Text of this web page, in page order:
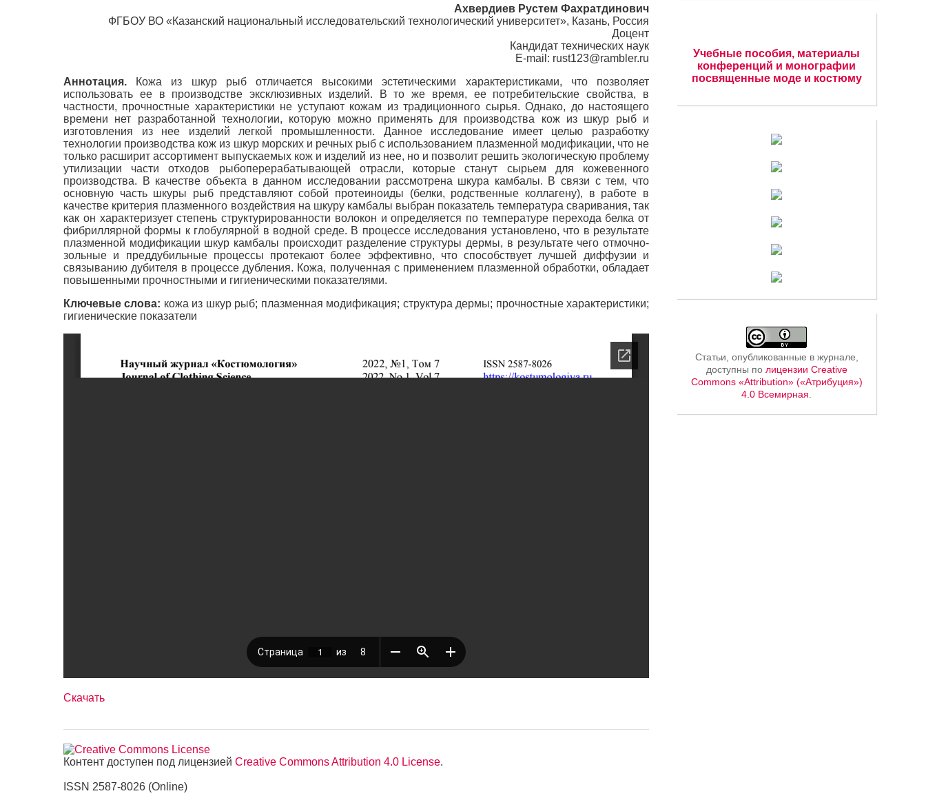
Ахвердиев Рустем Фахратдинович
ФГБОУ ВО «Казанский национальный исследовательский технологический университет», Казань, Россия
Доцент
Кандидат технических наук
E-mail: rust123@rambler.ru
Аннотация. Кожа из шкур рыб отличается высокими эстетическими характеристиками, что позволяет
использовать ее в производстве эксклюзивных изделий. В то же время, ее потребительские свойства, в
частности, прочностные характеристики не уступают кожам из традиционного сырья. Однако, до настоящего
времени нет разработанной технологии, которую можно применять для производства кож из шкур рыб и
изготовления из нее изделий легкой промышленности. Данное исследование имеет целью разработку
технологии производства кож из шкур морских и речных рыб с использованием плазменной модификации, что не
только расширит ассортимент выпускаемых кож и изделий из нее, но и позволит решить экологическую проблему
утилизации части отходов рыбоперерабатывающей отрасли, которые станут сырьем для кожевенного
производства. В качестве объекта в данном исследовании рассмотрена шкура камбалы. В связи с тем, что
основную часть шкуры рыб представляют собой протеиноиды (белки, родственные коллагену), в работе в
качестве критерия плазменного воздействия на шкуру камбалы выбран показатель температура сваривания, так
как он характеризует степень структурированности волокон и определяется по температуре перехода белка от
фибриллярной формы к глобулярной в водной среде. В процессе исследования установлено, что в результате
плазменной модификации шкур камбалы происходит разделение структуры дермы, в результате чего отмочно-
зольные и преддубильные процессы протекают более эффективно, что способствует лучшей диффузии и
связыванию дубителя в процессе дубления. Кожа, полученная с применением плазменной обработки, обладает
повышенными прочностными и гигиеническими показателями.
Ключевые слова: кожа из шкур рыб; плазменная модификация; структура дермы; прочностные характеристики;
гигиенические показатели
Скачать
Контент доступен под лицензией Creative Commons Attribution 4.0 License.
ISSN 2587-8026 (Online)
Учебные пособия, материалы
конференций и монографии
посвященные моде и костюму
Статьи, опубликованные в журнале,
доступны по лицензии Creative
Commons «Attribution» («Атрибуция»)
4.0 Всемирная